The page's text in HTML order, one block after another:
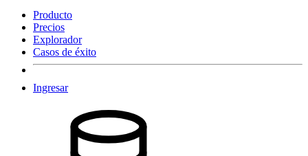
Producto
Precios
Explorador
Casos de éxito
Ingresar